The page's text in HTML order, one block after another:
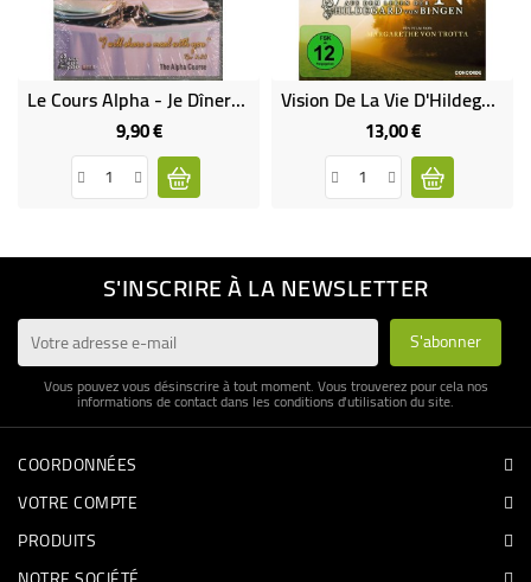
Le Cours Alpha - Je Dînerai Avec Toi
9,90 €Prix
Vision De La Vie D'Hildegard Von (Blu-Ray) (occasion)
13,00 €Prix
S'INSCRIRE À LA NEWSLETTER
Vous pouvez vous désinscrire à tout moment. Vous trouverez pour cela nos
informations de contact dans les conditions d'utilisation du site.
COORDONNÉES
VOTRE COMPTE
PRODUITS